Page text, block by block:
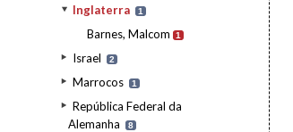
Inglaterra 1
Barnes, Malcom 1
Israel 2
Marrocos 1
República Federal da
Alemanha
8